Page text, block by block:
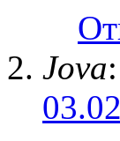
Jova: